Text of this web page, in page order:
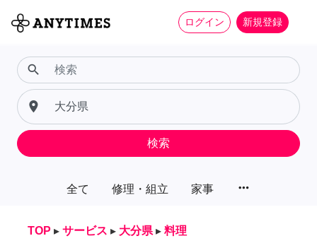
ログイン 新規登録
全て 修理・組立 家事 more_horiz
search
place
検索
TOP ▸ サービス ▸ 大分県 ▸ 料理